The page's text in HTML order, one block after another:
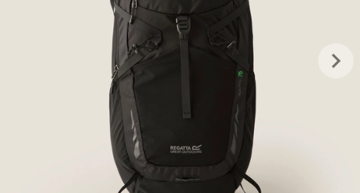
keyboard_arrow_right